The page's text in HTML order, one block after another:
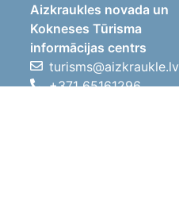
Aizkraukles novada un
Kokneses Tūrisma
informācijas centrs
turisms@aizkraukle.lv
+371 65161296